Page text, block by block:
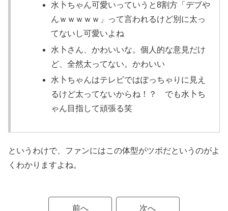
水卜ちゃん可愛いっていうと8割方「デブや
んｗｗｗｗｗ」って言われるけど別に太っ
てないし可愛いよね
水卜さん、かわいいな。個人的な意見だけ
ど、全然太ってない。かわいい
水卜ちゃんはテレビではぽっちゃりに見え
るけど太ってないからね！？ でも水卜ち
ゃん目指して頑張る笑
というわけで、ファンにはこの体型がツボだというのがよ
くわかりますよね。
前へ 次へ